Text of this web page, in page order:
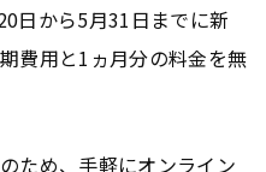
日から5月31日までに新
費用と1ヵ月分の料金を無
ため、手軽にオンライン